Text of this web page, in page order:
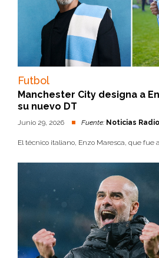
Futbol
Manchester City designa a
su nuevo DT
Junio 29, 2026 Fuente: Noticias
El técnico italiano, Enzo Maresca, que fue